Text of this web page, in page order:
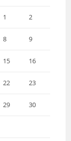
1 2
8 9
15 16
22 23
29 30